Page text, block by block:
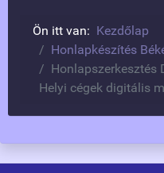
Ön itt van: Kezdőlap
Honlapkészítés
Honlapszerkesztés
Helyi cégek digitális